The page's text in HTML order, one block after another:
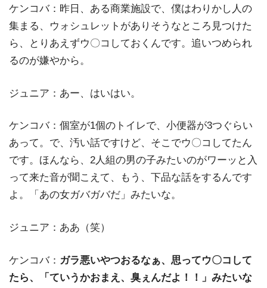
ケンコバ：昨日、ある商業施設で、僕はわりかし人の
集まる、ウォシュレットがありそうなところ見つけた
ら、とりあえずウ〇コしておくんです。追いつめられ
るのが嫌やから。
ジュニア：あー、はいはい。
ケンコバ：個室が1個のトイレで、小便器が3つぐらい
あって。で、汚い話ですけど、そこでウ〇コしてたん
です。ほんなら、2人組の男の子みたいのがワーッと入
って来た音が聞こえて、もう、下品な話をするんです
よ。「あの女ガバガバだ」みたいな。
ジュニア：ああ（笑）
ケンコバ： ガラ悪いやつおるなぁ、思ってウ〇コして
たら、「ていうかおまえ、臭ぇんだよ！！」みたいな